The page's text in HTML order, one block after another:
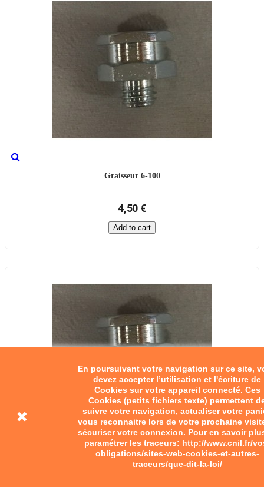
En poursuivant votre navigation sur ce site,
devez accepter l’utilisation et l'écriture de
Cookies sur votre appareil connecté. Ces
Cookies (petits fichiers texte) permettent
suivre votre navigation, actualiser votre
vous reconnaitre lors de votre prochaine
sécuriser votre connexion. Pour en savoir
paramétrer les traceurs: http://www.cnil.fr/
obligations/sites-web-cookies-et-autres-
traceurs/que-dit-la-loi/
Graisseur 6-100
4,50 €
Add to cart
Graisseur 8-125